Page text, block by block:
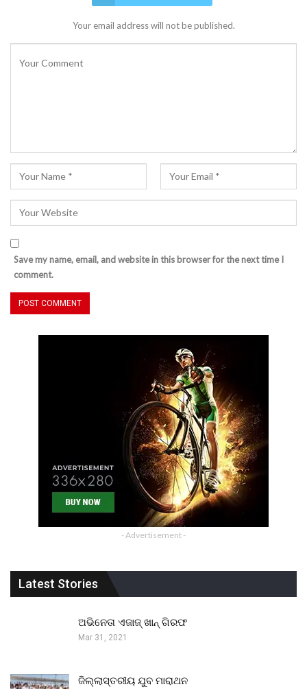
Your email address will not be published.
Save my name, email, and website in this browser for the next time I
comment.
- Advertisement -
Latest Stories
ଅଭିନେତା ଏଜାଜ୍ ଖାନ୍ ଗିରଫ
Mar 31, 2021
ଜିଲ୍ଲାସ୍ତରୀୟ ଯୁବ ମାରାଥନ